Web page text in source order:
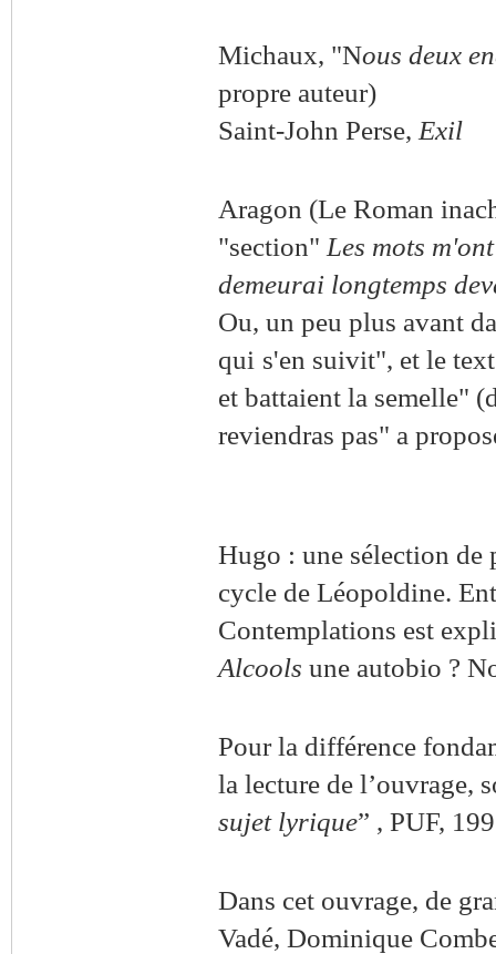
Michaux, "Nous deux
propre auteur)
Saint-John Perse, Exil
Aragon (Le Roman
"section" Les mots
demeurai longtemps
Ou, un peu plus avant
qui s'en suivit", et le
et battaient la semelle"
reviendras pas" a
Hugo : une sélection de
cycle de Léopoldine.
Contemplations est
Alcools une autobio ?
Pour la différence
la lecture de l’ouvrage,
sujet lyrique” , PUF,
Dans cet ouvrage, de
Vadé, Dominique